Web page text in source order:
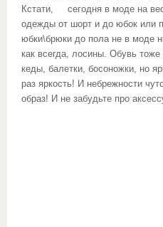
Кстати, сегодня в моде на
одежды от шорт и до юбок или
юбки\брюки до пола не в моде
как всегда, лосины. Обувь
кеды, балетки, босоножки, но
раз яркость! И небрежности
образ! И не забудьте про